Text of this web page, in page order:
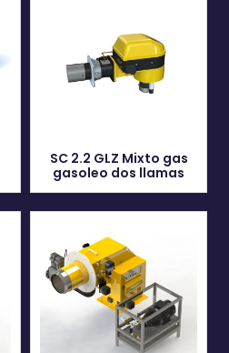
SC 2.2 GLZ Mixto gas
gasoleo dos llamas